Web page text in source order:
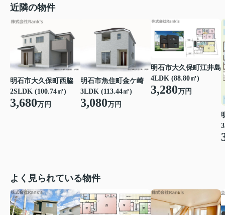
近隣の物件
明石市大久保町西脇
2SLDK (100.74㎡)
3,680万円
明石市魚住町金ケ崎
3LDK (113.44㎡)
3,080万円
明石市大久保町江井島
4LDK (88.80㎡)
3,280万円
よく見られている物件